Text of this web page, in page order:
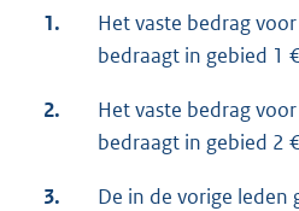
1.
Het vaste bedrag
bedraagt in gebied 1
2.
Het vaste bedrag
bedraagt in gebied 2
3.
De in de vorige leden